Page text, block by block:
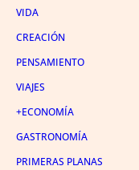
VIDA
CREACIÓN
PENSAMIENTO
VIAJES
+ECONOMÍA
GASTRONOMÍA
PRIMERAS PLANAS